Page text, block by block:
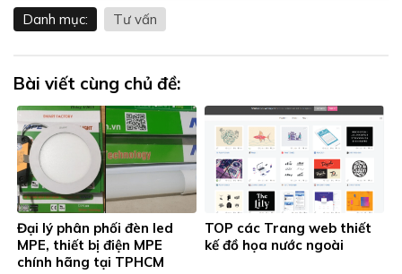
Danh mục: Tư vấn
Bài viết cùng chủ đề:
Đại lý phân phối đèn led
MPE, thiết bị điện MPE
chính hãng tại TPHCM
TOP các Trang web thiết
kế đồ họa nước ngoài